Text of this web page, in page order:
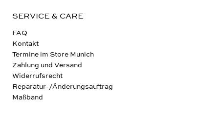
SERVICE & CARE
FAQ
Kontakt
Termine im Store Munich
Zahlung und Versand
Widerrufsrecht
Reparatur-/Änderungsauftrag
Maßband